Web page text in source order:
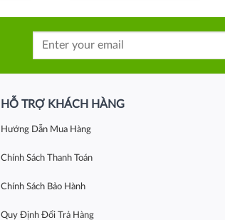
HỖ TRỢ KHÁCH HÀNG
Hướng Dẫn Mua Hàng
Chính Sách Thanh Toán
Chính Sách Bảo Hành
Quy Định Đổi Trả Hàng